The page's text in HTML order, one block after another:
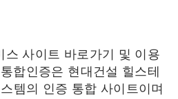
스 사이트 바로가기 및 이용
합인증은 현대건설 힐스테
템의 인증 통합 사이트이며